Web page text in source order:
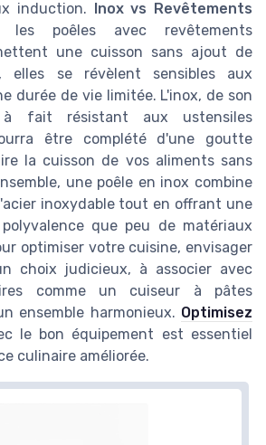
induction.
Inox vs Revêtements
poêles avec revêtements
une cuisson sans ajout de
elles se révèlent sensibles aux
durée de vie limitée. L'inox, de son
fait résistant aux ustensiles
être complété d'une goutte
la cuisson de vos aliments sans
une poêle en inox combine
inoxydable tout en offrant une
que peu de matériaux
optimiser votre cuisine, envisager
choix judicieux, à associer avec
comme un cuiseur à pâtes
ensemble harmonieux. Optimisez
le bon équipement est essentiel
culinaire améliorée.